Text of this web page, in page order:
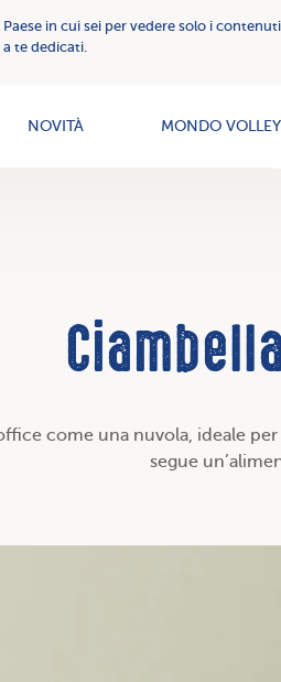
Paese in cui sei per vedere solo i contenuti
te dedicati.
NOVITÀ MONDO VOLLEY
come una nuvola, ideale
segue